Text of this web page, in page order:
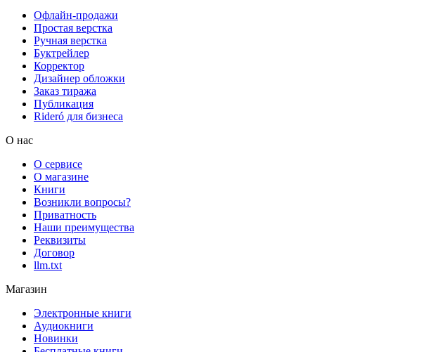
Офлайн-продажи
Простая верстка
Ручная верстка
Буктрейлер
Корректор
Дизайнер обложки
Заказ тиража
Публикация
Rideró для бизнеса
О нас
О сервисе
О магазине
Книги
Возникли вопросы?
Приватность
Наши преимущества
Реквизиты
Договор
llm.txt
Магазин
Электронные книги
Аудиокниги
Новинки